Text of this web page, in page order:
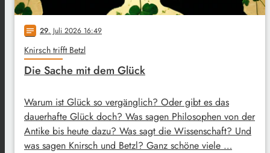
notes 29. Juli 2026 16:49
Knirsch trifft Betzl
Die Sache mit dem Glück
Warum ist Glück so vergänglich? Oder gibt es das
dauerhafte Glück doch? Was sagen Philosophen von der
Antike bis heute dazu? Was sagt die Wissenschaft? Und
was sagen Knirsch und Betzl? Ganz schöne viele …